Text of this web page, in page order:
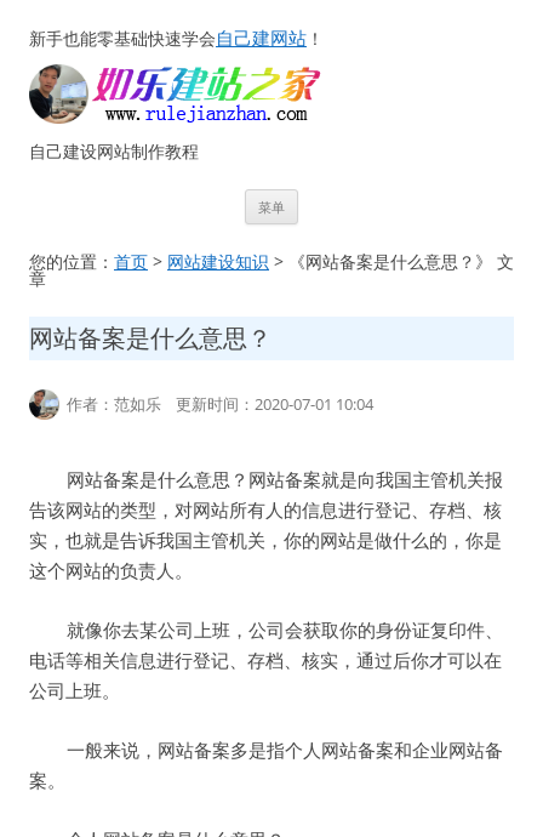
新手也能零基础快速学会自己建网站 ！
自己建设网站制作教程
菜单
文
您的位置： 首页 > 网站建设知识 > 《网站备案是什么意思？》 文
章
网站备案是什么意思？
作者：范如乐 更新时间：2020-07-01 10:04
网站备案是什么意思？网站备案就是向我国主管机关报
告该网站的类型，对网站所有人的信息进行登记、存档、核
实，也就是告诉我国主管机关，你的网站是做什么的，你是
这个网站的负责人。
就像你去某公司上班，公司会获取你的身份证复印件、
电话等相关信息进行登记、存档、核实，通过后你才可以在
公司上班。
一般来说，网站备案多是指个人网站备案和企业网站备
案。